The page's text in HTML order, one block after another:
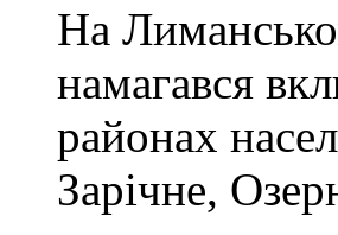
На
намагався
районах
Зарічне,